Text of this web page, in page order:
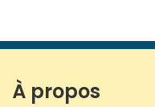
À propos